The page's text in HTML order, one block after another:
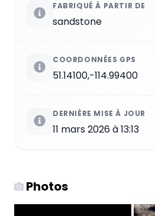
FABRIQUÉ À PARTIR DE
sandstone
COORDONNÉES GPS
51.14100,-114.99400
DERNIÈRE MISE À JOUR
11 mars 2026 à 13:13
Photos